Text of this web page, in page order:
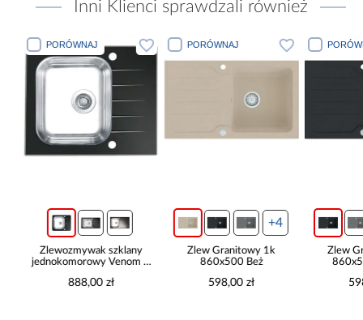
Inni Klienci sprawdzali również
PORÓWNAJ
Zlewozmywak szklany
jednokomorowy Venom 5
888,00 zł
PORÓWNAJ
+4
Zlew Granitowy 1k
860x500 Beż
598,00 zł
Zlew